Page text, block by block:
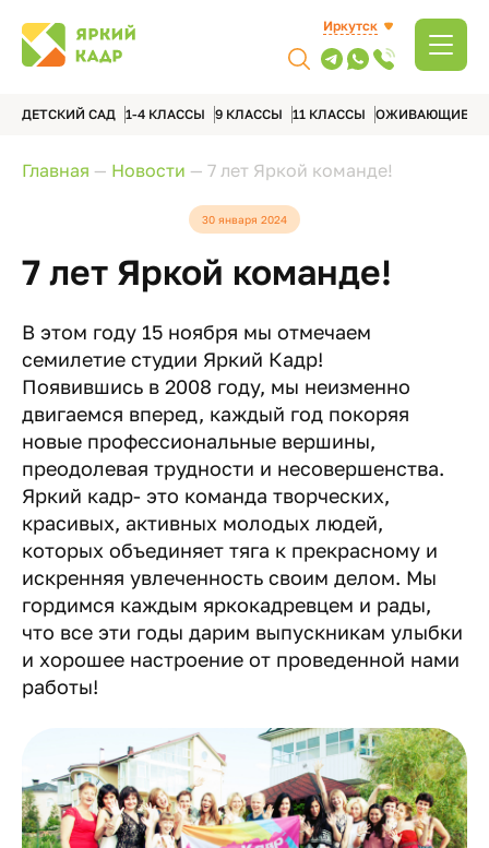
Иркутск
ДЕТСКИЙ САД 1-4 КЛАССЫ 9 КЛАССЫ 11 КЛАССЫ ОЖИВАЮЩИЕ
Главная — Новости — 7 лет Яркой команде!
30 января 2024
7 лет Яркой команде!
В этом году 15 ноября мы отмечаем
семилетие студии Яркий Кадр!
Появившись в 2008 году, мы неизменно
двигаемся вперед, каждый год покоряя
новые профессиональные вершины,
преодолевая трудности и несовершенства.
Яркий кадр- это команда творческих,
красивых, активных молодых людей,
которых объединяет тяга к прекрасному и
искренняя увлеченность своим делом. Мы
гордимся каждым яркокадревцем и рады,
что все эти годы дарим выпускникам улыбки
и хорошее настроение от проведенной нами
работы!